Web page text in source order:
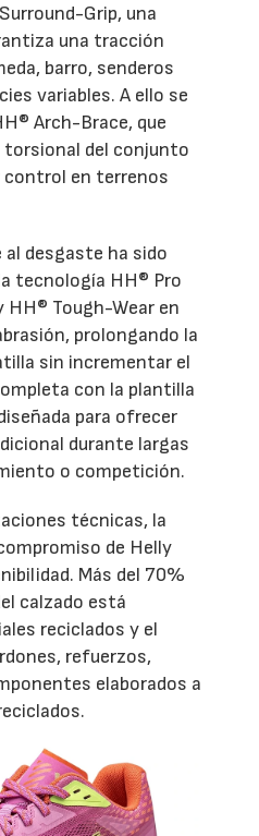
Grip, una
una tracción
barro, senderos
variables. A ello se
Arch-Brace, que
torsional del conjunto
control en terrenos
desgaste ha sido
tecnología HH® Pro
HH® Tough-Wear en
prolongando la
sin incrementar el
con la plantilla
para ofrecer
durante largas
o competición.
técnicas, la
de Helly
Más del 70%
calzado está
reciclados y el
refuerzos,
elaborados a